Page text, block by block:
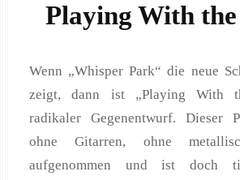
Playing With
Wenn „Whisper Park“ die neue
zeigt, dann ist „Playing With
radikaler Gegenentwurf. Dieser
ohne Gitarren, ohne
aufgenommen und ist doch